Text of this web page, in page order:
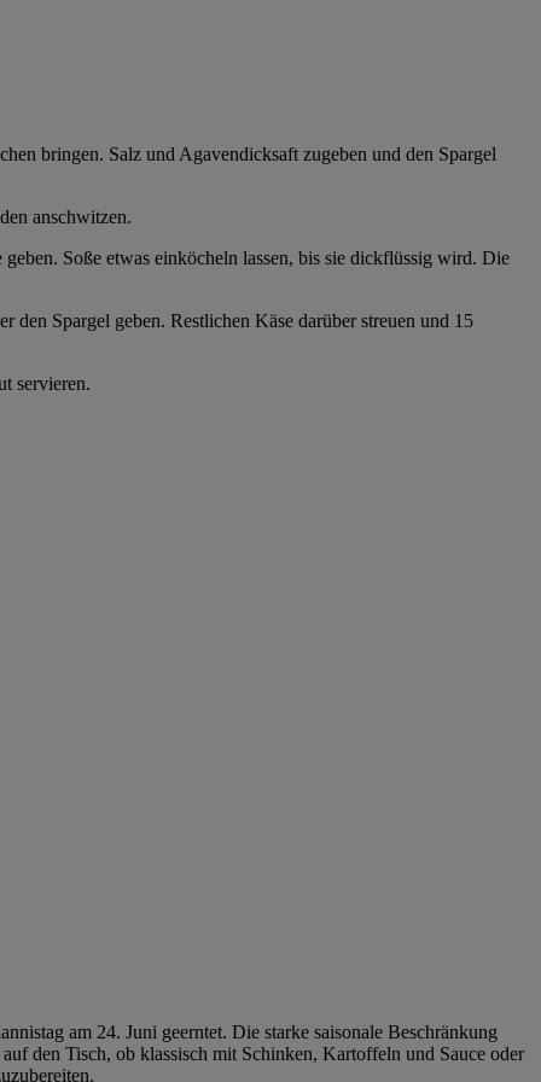
bringen. Salz und Agavendicksaft zugeben und den Spargel
anschwitzen.
Soße etwas einköcheln lassen, bis sie dickflüssig wird. Die
Spargel geben. Restlichen Käse darüber streuen und 15
servieren.
am 24. Juni geerntet. Die starke saisonale Beschränkung
den Tisch, ob klassisch mit Schinken, Kartoffeln und Sauce oder